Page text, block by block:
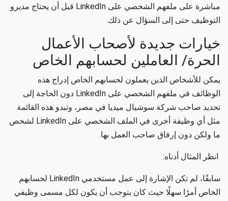
مباشرة على ملفهم الشخصي على LinkedIn قبل أن يحتاج مديرو
التوظيف حتى إلى السؤال عن ذلك.
خيارات جديدة لأصحاب الأعمال
الحرة/ العاملين لحسابهم الخاص
يمكن للأشخاص الذين يعملون لحسابهم الخاص إدراج هذه
الوظائف في ملفهم الشخصي على LinkedIn دون الحاجة إلى
تحديد صاحب شركة سوشيال ميديا في مصر، وتبدو هذه القائمة
مثل أي وظيفة أخرى في الملف الشخصي على LinkedIn لشخص
ما ولكن دون إرفاق صاحب العمل بها.
انظر المثال أدناه:
سابقًا، لم تكن الإشارة إلى عمل مستخدمي LinkedIn لحسابهم
الخاص أمرًا سهلًا حيث كان يتوجب أن يكون لكل مسمى وظيفي